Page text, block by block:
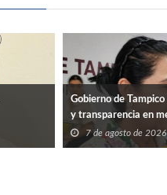
Gobierno de
y transparencia en
7 de agosto de 2026